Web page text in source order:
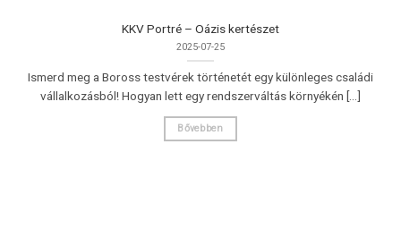
KKV Portré – Oázis kertészet
2025-07-25
Ismerd meg a Boross testvérek történetét egy különleges családi
vállalkozásból! Hogyan lett egy rendszerváltás környékén [...]
Bővebben